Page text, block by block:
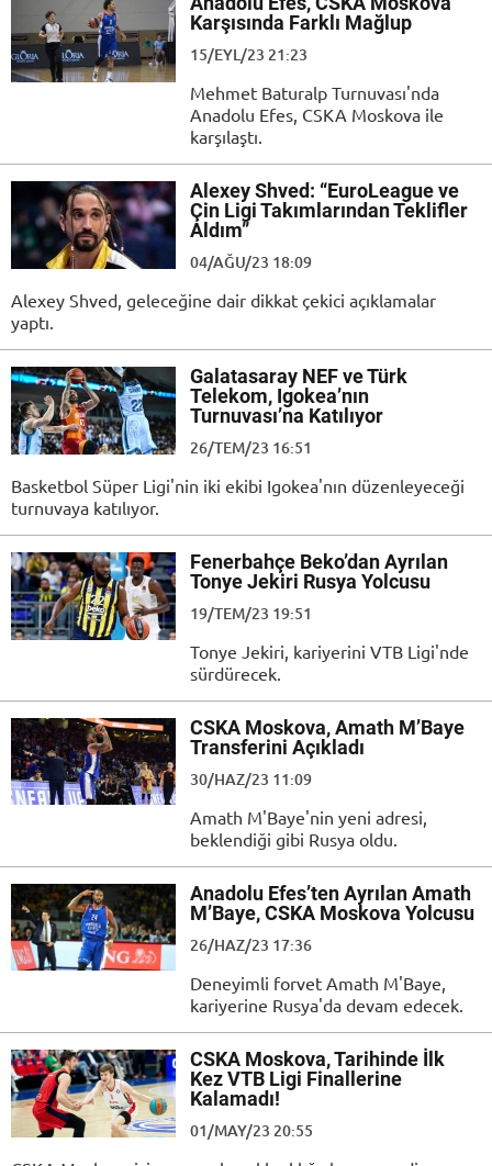
Karşısında Farklı Mağlup
15/EYL/23 21:23
Mehmet Baturalp Turnuvası'nda
Anadolu Efes, CSKA Moskova ile
karşılaştı.
Alexey Shved: “EuroLeague ve
Çin Ligi Takımlarından Teklifler
Aldım”
04/AĞU/23 18:09
Alexey Shved, geleceğine dair dikkat çekici açıklamalar
yaptı.
Galatasaray NEF ve Türk
Telekom, Igokea’nın
Turnuvası’na Katılıyor
26/TEM/23 16:51
Basketbol Süper Ligi'nin iki ekibi Igokea'nın düzenleyeceği
turnuvaya katılıyor.
Fenerbahçe Beko’dan Ayrılan
Tonye Jekiri Rusya Yolcusu
19/TEM/23 19:51
Tonye Jekiri, kariyerini VTB Ligi'nde
sürdürecek.
CSKA Moskova, Amath M’Baye
Transferini Açıkladı
30/HAZ/23 11:09
Amath M'Baye'nin yeni adresi,
beklendiği gibi Rusya oldu.
Anadolu Efes’ten Ayrılan Amath
M’Baye, CSKA Moskova Yolcusu
26/HAZ/23 17:36
Deneyimli forvet Amath M'Baye,
kariyerine Rusya'da devam edecek.
CSKA Moskova, Tarihinde İlk
Kez VTB Ligi Finallerine
Kalamadı!
01/MAY/23 20:55